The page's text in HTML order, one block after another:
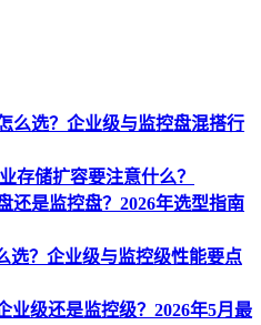
么选？企业级与监控盘混搭行
存储扩容要注意什么？
还是监控盘？2026年选型指南
选？企业级与监控级性能要点
业级还是监控级？2026年5月最